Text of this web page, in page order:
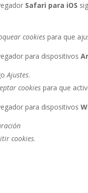
Safari para iOS
cookies para que
para dispositivos
Ajustes.
cookies para que
para dispositivos
cookies.